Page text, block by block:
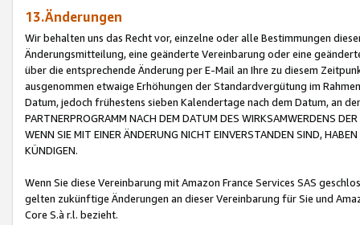
13.Änderungen
Wir behalten uns das Recht vor, einzelne oder alle Bestimmungen
Änderungsmitteilung, eine geänderte Vereinbarung oder eine
über die entsprechende Änderung per E-Mail an Ihre zu diesem
ausgenommen etwaige Erhöhungen der Standardvergütung im
Datum, jedoch frühestens sieben Kalendertage nach dem Datum, an
PARTNERPROGRAMM NACH DEM DATUM DES WIRKSAMWERDENS
WENN SIE MIT EINER ÄNDERUNG NICHT EINVERSTANDEN SIND,
KÜNDIGEN.
Wenn Sie diese Vereinbarung mit Amazon France Services SAS
gelten zukünftige Änderungen an dieser Vereinbarung für Sie und
Core S.à r.l. bezieht.